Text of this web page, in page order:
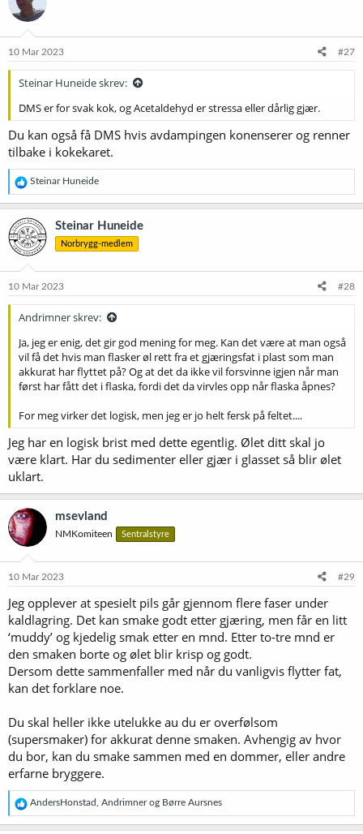
o
e
10 Mar 2023 #27
Steinar Huneide skrev:
DMS er for svak kok, og Acetaldehyd er stressa eller dårlig gjær.
Du kan også få DMS hvis avdampingen konenserer og renner
tilbake i kokekaret.
R
e
a
k
s
j
o
e
Steinar Huneide
Steinar Huneide
Norbrygg-medlem
10 Mar 2023 #28
Andrimner skrev:
Ja, jeg er enig, det gir god mening for meg. Kan det være at man også
vil få det hvis man flasker øl rett fra et gjæringsfat i plast som man
akkurat har flyttet på? Og at det da ikke vil forsvinne igjen når man
først har fått det i flaska, fordi det da virvles opp når flaska åpnes?
For meg virker det logisk, men jeg er jo helt fersk på feltet....
Jeg har en logisk brist med dette egentlig. Ølet ditt skal jo
være klart. Har du sedimenter eller gjær i glasset så blir ølet
uklart.
msevland
NMKomiteen Sentralstyre
10 Mar 2023 #29
Jeg opplever at spesielt pils går gjennom flere faser under
kaldlagring. Det kan smake godt etter gjæring, men får en litt
‘muddy’ og kjedelig smak etter en mnd. Etter to-tre mnd er
den smaken borte og ølet blir krisp og godt.
Dersom dette sammenfaller med når du vanligvis flytter fat,
kan det forklare noe.
Du skal heller ikke utelukke au du er overfølsom
(supersmaker) for akkurat denne smaken. Avhengig av hvor
du bor, kan du smake sammen med en dommer, eller andre
erfarne bryggere.
R
e
a
AndersHonstad Andrimnerog Børre Aursnes